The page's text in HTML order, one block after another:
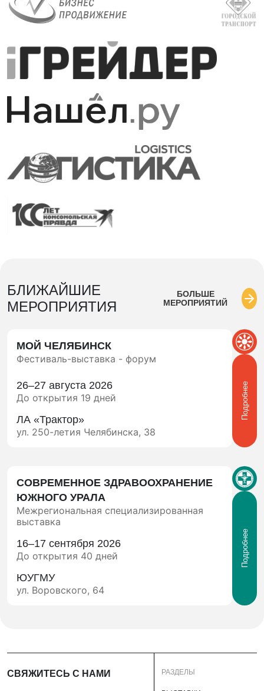
БЛИЖАЙШИЕ
МЕРОПРИЯТИЯ
БОЛЬШЕ
МЕРОПРИЯТИЙ
МОЙ ЧЕЛЯБИНСК
Фестиваль-выставка - форум
26–27 августа 2026
До открытия 19 дней
ЛА «Трактор»
ул. 250-летия Челябинска, 38
Подробнее
СОВРЕМЕННОЕ ЗДРАВООХРАНЕНИЕ
ЮЖНОГО УРАЛА
Межрегиональная специализированная
выставка
16–17 сентября 2026
До открытия 40 дней
ЮУГМУ
ул. Воровского, 64
Подробнее
СВЯЖИТЕСЬ С НАМИ РАЗДЕЛЫ